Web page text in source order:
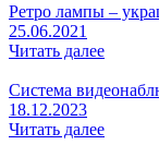
Ретро лампы –
25.06.2021
Читать далее
Система
18.12.2023
Читать далее